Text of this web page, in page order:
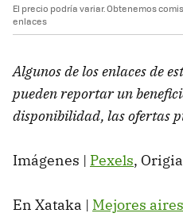
El precio podría variar. Obtenemos
enlaces
Algunos de los enlaces de
pueden reportar un
disponibilidad, las ofertas
Imágenes | Pexels,
En Xataka | Mejores